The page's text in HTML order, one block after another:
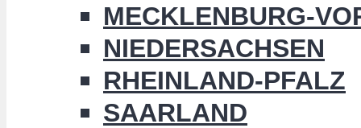
MECKLENBURG-
NIEDERSACHSEN
RHEINLAND-PFALZ
SAARLAND